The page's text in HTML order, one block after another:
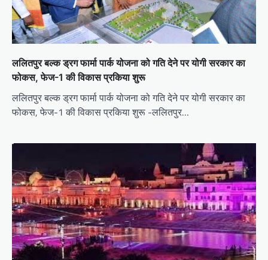
ललितपुर बल्क ड्रग फार्मा पार्क योजना को गति देने पर योगी सरकार का
फोकस, फेज-1 की विकास प्रकिया शुरू
ललितपुर बल्क ड्रग फार्मा पार्क योजना को गति देने पर योगी सरकार का
फोकस, फेज-1 की विकास प्रकिया शुरू -ललितपुर…